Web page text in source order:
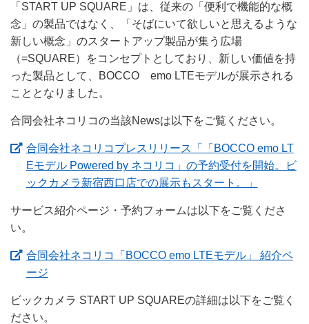
「START UP SQUARE」は、従来の「便利で機能的な概
念」の製品ではなく、「そばにいて欲しいと思えるような
新しい概念」のスタートアップ製品が集う広場
（=SQUARE）をコンセプトとしており、新しい価値を持
った製品として、BOCCO emo LTEモデルが展示される
こととなりました。
合同会社ネコリコの当該Newsは以下をご覧ください。
合同会社ネコリコプレスリリース「「BOCCO emo LT
Eモデル Powered by ネコリコ」の予約受付を開始。ビ
ックカメラ新宿西口店での展示もスタート。」
サービス紹介ページ・予約フォームは以下をご覧くださ
い。
合同会社ネコリコ「BOCCO emo LTEモデル」 紹介ペ
ージ（新しいウィンドウを開きます）
ビックカメラ START UP SQUAREの詳細は以下をご覧く
ださい。